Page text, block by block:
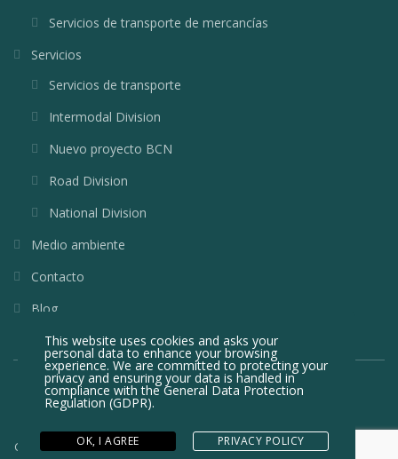
Servicios de transporte de mercancías
Servicios
Servicios de transporte
Intermodal Division
Nuevo proyecto BCN
Road Division
National Division
Medio ambiente
Contacto
Blog
Copyright © 2005-2022. All rights reserved. Developed with
This website uses cookies and asks your
personal data to enhance your browsing
experience. We are committed to protecting your
privacy and ensuring your data is handled in
compliance with theGeneral Data Protection
Regulation (GDPR).
OK, I AGREE PRIVACY POLICY